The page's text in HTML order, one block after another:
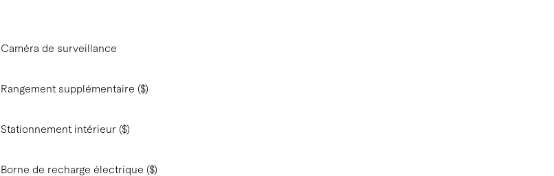
Caméra de surveillance
Rangement supplémentaire ($)
Stationnement intérieur ($)
Borne de recharge électrique ($)